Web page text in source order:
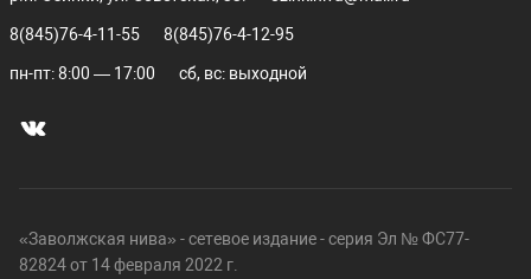
8(845)76-4-11-55 8(845)76-4-12-95
пн-пт: 8:00 — 17:00 сб, вс: выходной
«Заволжская нива» - сетевое издание - серия Эл № ФС77-
82824 от 14 февраля 2022 г.